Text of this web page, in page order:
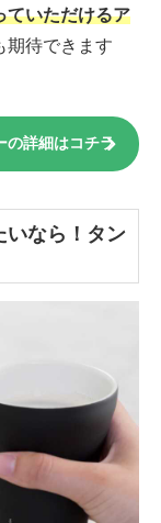
ていただけるア
期待できます
の詳細はコチラ
いなら！タン